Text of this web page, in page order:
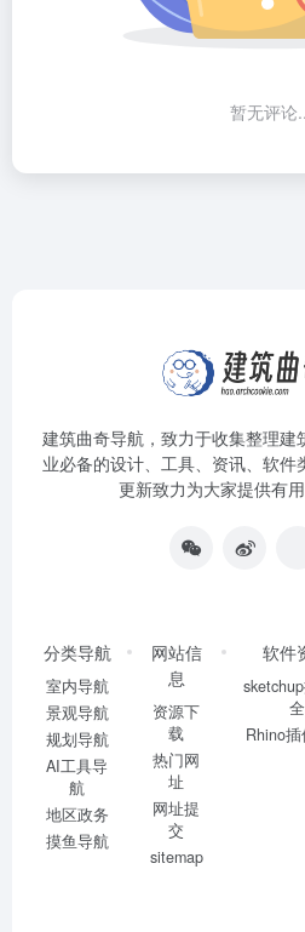
暂无评论
建筑曲奇导航 ，致力于收集整理
业必备的设计、工具、资讯、软
更新致力为大家提供有
分类导航
室内导航
景观导航
规划导航
AI工具导
航
地区政务
摸鱼导航
网站信
息
资源下
载
热门网
址
网址提
交
sitemap
软件
全
Rhino